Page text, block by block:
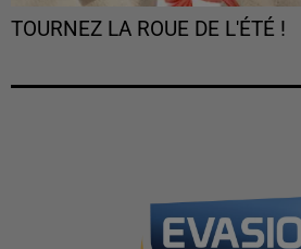
TOURNEZ LA ROUE DE L'ÉTÉ !